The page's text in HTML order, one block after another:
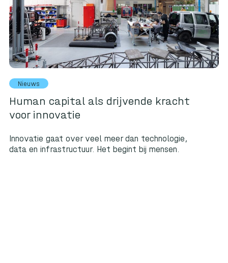
Nieuws
Human capital als drijvende kracht
voor innovatie
Innovatie gaat over veel meer dan technologie,
data en infrastructuur. Het begint bij mensen.